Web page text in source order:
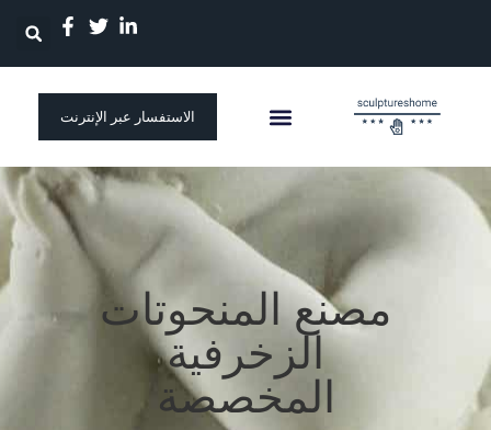
الاستفسار عبر الإنترنت
مصنع المنحوتات
الزخرفية
المخصصة